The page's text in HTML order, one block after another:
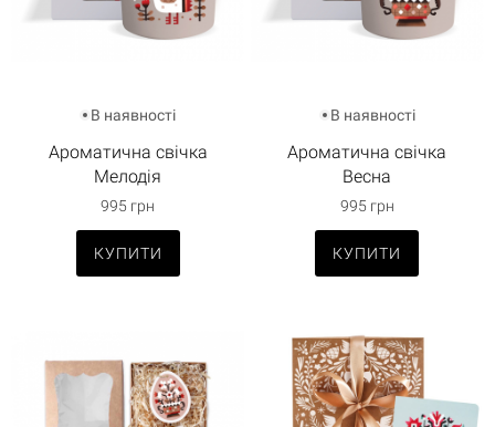
В наявності
Ароматична свічка
Мелодія
995 грн
КУПИТИ
В наявності
Ароматична свічка
Весна
995 грн
КУПИТИ